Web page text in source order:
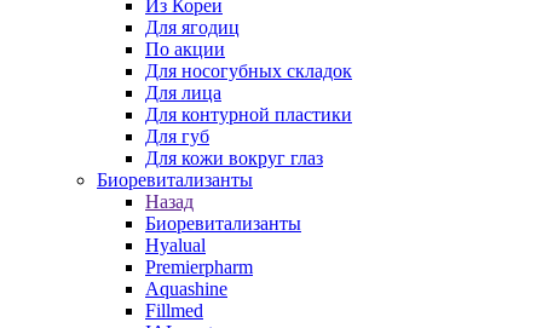
Из Кореи
Для ягодиц
По акции
Для носогубных складок
Для лица
Для контурной пластики
Для губ
Для кожи вокруг глаз
Биоревитализанты
Назад
Биоревитализанты
Hyalual
Premierpharm
Aquashine
Fillmed